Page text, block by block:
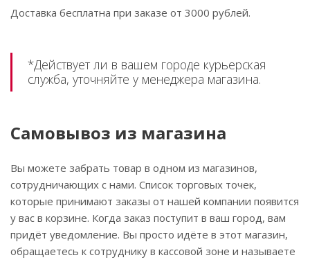
Доставка бесплатна при заказе от 3000 рублей.
*Действует ли в вашем городе курьерская
служба, уточняйте у менеджера магазина.
Самовывоз из магазина
Вы можете забрать товар в одном из магазинов,
сотрудничающих с нами. Список торговых точек,
которые принимают заказы от нашей компании появится
у вас в корзине. Когда заказ поступит в ваш город, вам
придёт уведомление. Вы просто идёте в этот магазин,
обращаетесь к сотруднику в кассовой зоне и называете